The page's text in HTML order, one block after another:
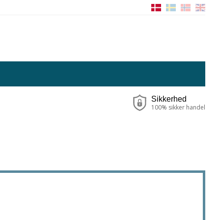
Sikkerhed
100% sikker handel